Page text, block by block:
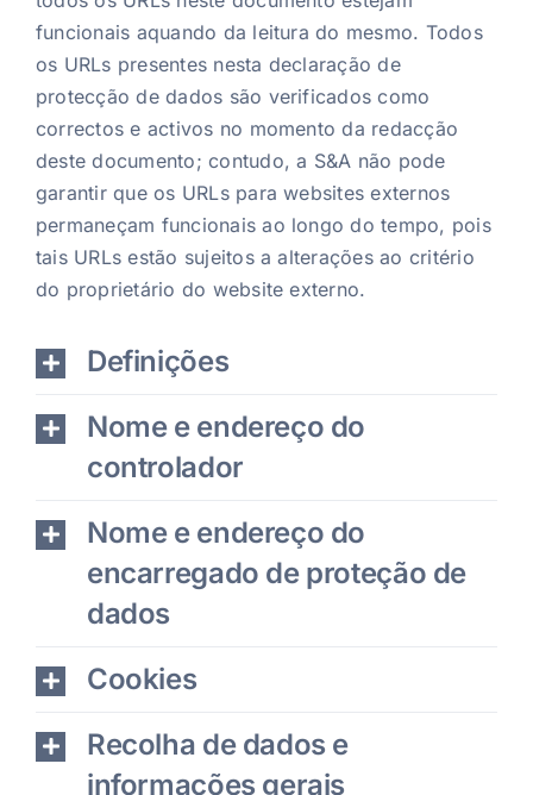
funcionais aquando da leitura do mesmo. Todos
os URLs presentes nesta declaração de
protecção de dados são verificados como
correctos e activos no momento da redacção
deste documento; contudo, a S&A não pode
garantir que os URLs para websites externos
permaneçam funcionais ao longo do tempo, pois
tais URLs estão sujeitos a alterações ao critério
do proprietário do website externo.
Definições
Nome e endereço do
controlador
Nome e endereço do
encarregado de proteção de
dados
Cookies
Recolha de dados e
informações gerais